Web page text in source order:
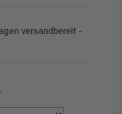
versandbereit -